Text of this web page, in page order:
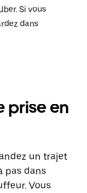
Si vous
dans
prise en
un trajet
pas dans
Vous